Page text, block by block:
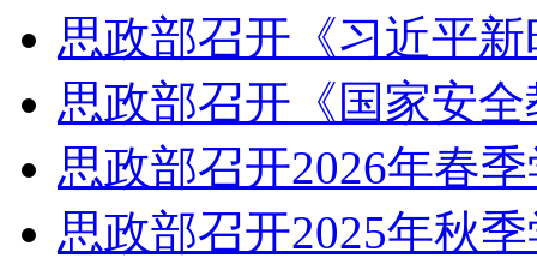
思政部召开《习近平
思政部召开《国家安
思政部召开2026年春
思政部召开2025年秋